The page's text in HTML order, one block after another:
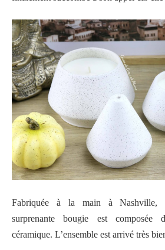
Fabriquée à la main à Nashville,
surprenante bougie est composée
céramique. L’ensemble est arrivé très